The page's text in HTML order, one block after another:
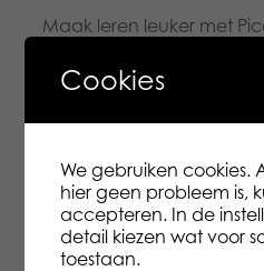
Maak leren leuker met
denken. Of het nu thuis,
kinderopvang is,
magnetische
kinderen laten bloeien!
Cookies
We gebruiken cookies.
hier geen probleem is,
accepteren. In de
detail kiezen wat voor
toestaan.